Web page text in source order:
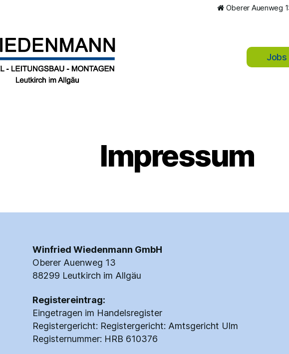
Oberer Auenweg
Jobs
Impressum
Winfried Wiedenmann GmbH
Oberer Auenweg 13
88299 Leutkirch im Allgäu
Registereintrag:
Eingetragen im Handelsregister
Registergericht: Registergericht: Amtsgericht Ulm
Registernummer: HRB 610376